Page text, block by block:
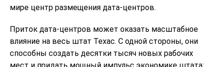
мире центр размещения дата-центров.
Приток дата-центров может оказать масштабное
влияние на весь штат Техас. С одной стороны, они
способны создать десятки тысяч новых рабочих